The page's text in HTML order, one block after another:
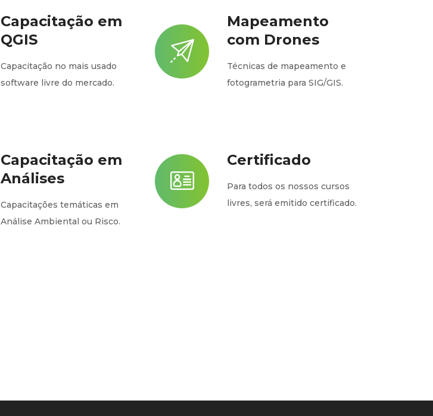
Capacitação em
QGIS
Capacitação no mais usado
software livre do mercado.
Mapeamento
com Drones
Técnicas de mapeamento e
fotogrametria para SIG/GIS.
Capacitação em
Análises
Capacitações temáticas em
Análise Ambiental ou Risco.
Certificado
Para todos os nossos cursos
livres, será emitido certificado.